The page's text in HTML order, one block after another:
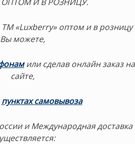
ТМ «Luxberry» оптом и в розницу
Вы можете,
или сделав онлайн заказ на
сайте,
пунктах самовывоза
и Международная доставка